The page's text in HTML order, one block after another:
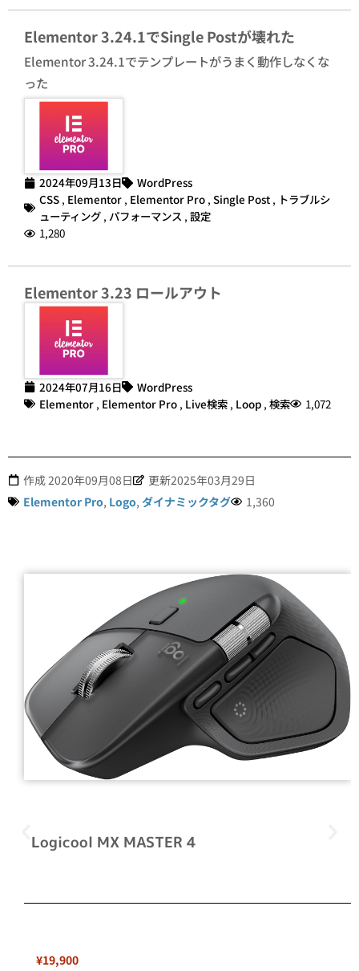
Elementor 3.24.1でSingle Postが壊れた
Elementor 3.24.1でテンプレートがうまく動作しなくな
った
2024年09月13日
WordPress
CSS , Elementor , Elementor Pro , Single Post , トラブルシ
ューティング , パフォーマンス , 設定
1,280
Elementor 3.23 ロールアウト
2024年07月16日
WordPress
Elementor , Elementor Pro , Live検索 , Loop , 検索 1,072
作成 2020年09月08日
更新2025年03月29日
Elementor Pro, Logo, ダイナミックタグ 1,360
Logicool MX MASTER 4
¥19,900